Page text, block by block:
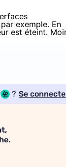
exemple. En
est éteint.
? Se